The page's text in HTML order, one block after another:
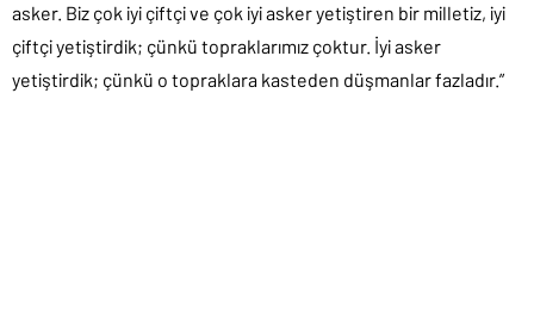
asker. Biz çok iyi çiftçi ve çok iyi asker yetiştiren bir milletiz, iyi
çiftçi yetiştirdik; çünkü topraklarımız çoktur. İyi asker
yetiştirdik; çünkü o topraklara kasteden düşmanlar fazladır.”